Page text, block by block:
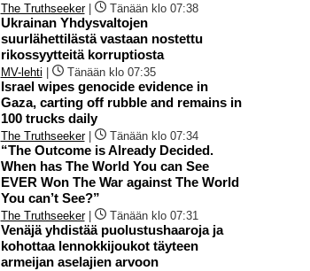
The Truthseeker| Tänään klo 07:38
Ukrainan Yhdysvaltojen
suurlähettilästä vastaan nostettu
rikossyytteitä korruptiosta
MV-lehti Tänään klo 07:35
Israel wipes genocide evidence in
Gaza, carting off rubble and remains in
100 trucks daily
The Truthseeker| Tänään klo 07:34
“The Outcome is Already Decided.
When has The World You can See
EVER Won The War against The World
You can’t See?”
The Truthseeker| Tänään klo 07:31
Venäjä yhdistää puolustushaaroja ja
kohottaa lennokkijoukot täyteen
armeijan aselajien arvoon